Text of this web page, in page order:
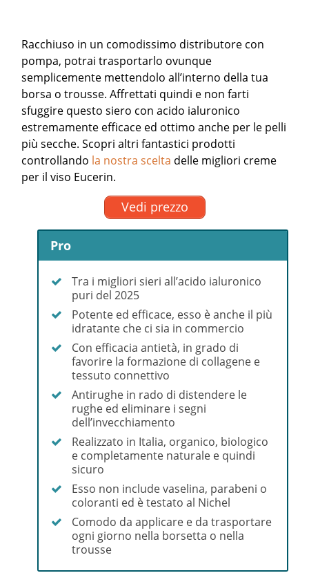
Racchiuso in un comodissimo distributore con
pompa, potrai trasportarlo ovunque
semplicemente mettendolo all’interno della tua
borsa o trousse. Affrettati quindi e non farti
sfuggire questo siero con acido ialuronico
estremamente efficace ed ottimo anche per le pelli
più secche.Scopri altri fantastici prodotti
controllando la nostra scelta delle migliori creme
per il viso Eucerin.
Vedi prezzo
Pro
Tra i migliori sieri all’acido ialuronico
puri del 2025
Potente ed efficace, esso è anche il più
idratante che ci sia in commercio
Con efficacia antietà, in grado di
favorire la formazione di collagene e
tessuto connettivo
Antirughe in rado di distendere le
rughe ed eliminare i segni
dell’invecchiamento
Realizzato in Italia, organico, biologico
e completamente naturale e quindi
sicuro
Esso non include vaselina, parabeni o
coloranti ed è testato al Nichel
Comodo da applicare e da trasportare
ogni giorno nella borsetta o nella
trousse